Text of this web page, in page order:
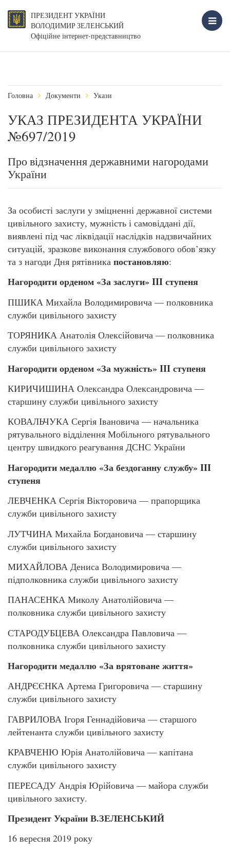
ПРЕЗИДЕНТ УКРАЇНИ
ВОЛОДИМИР ЗЕЛЕНСЬКИЙ
Офіційне інтернет-представництво
Головна Документи Укази
УКАЗ ПРЕЗИДЕНТА УКРАЇНИ
№697/2019
Про відзначення державними нагородами
України
За особисті заслуги у зміцненні державної системи
цивільного захисту, мужність і самовіддані дії,
виявлені під час ліквідації наслідків надзвичайних
ситуацій, зразкове виконання службового обов’язку
та з нагоди Дня рятівника постановляю:
Нагородити орденом «За заслуги» III ступеня
ПШИКА Михайла Володимировича — полковника
служби цивільного захисту
ТОРЯНИКА Анатолія Олексійовича — полковника
служби цивільного захисту
Нагородити орденом «За мужність» III ступеня
КИРИЧИШИНА Олександра Олександровича —
старшину служби цивільного захисту
КОВАЛЬЧУКА Сергія Івановича — начальника
рятувального відділення Мобільного рятувального
центру швидкого реагування ДСНС України
Нагородити медаллю «За бездоганну службу» III
ступеня
ЛЕВЧЕНКА Сергія Вікторовича — прапорщика
служби цивільного захисту
ЛУТЧИНА Михайла Богдановича — старшину
служби цивільного захисту
МИХАЙЛОВА Дениса Володимировича —
підполковника служби цивільного захисту
ПАНАСЕНКА Миколу Анатолійовича —
полковника служби цивільного захисту
СТАРОДУБЦЕВА Олександра Павловича —
полковника служби цивільного захисту
Нагородити медаллю «За врятоване життя»
АНДРЄЄНКА Артема Григоровича — старшину
служби цивільного захисту
ГАВРИЛОВА Ігоря Геннадійовича — старшого
лейтенанта служби цивільного захисту
КРАВЧЕНЮ Юрія Анатолійовича — капітана
служби цивільного захисту
ПЕРЕСАДУ Андрія Юрійовича — майора служби
цивільного захисту.
Президент України В.ЗЕЛЕНСЬКИЙ
16 вересня 2019 року